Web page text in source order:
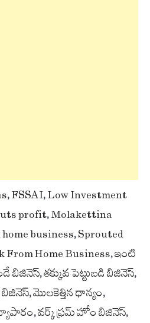
,FSSAI,Low Investment
profit,Molakettina
business,Sprouted
From Home Business,ఇంటి
బిజినెస్,తక్కువ పెట్టుబడి బిజినెస్,
బిజినెస్,మొలకెత్తిన ధాన్యం,
,వర్క్ ఫ్రమ్ హోం బిజినెస్,